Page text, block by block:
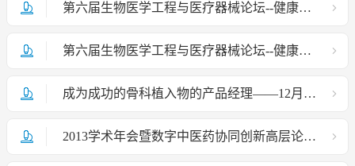
第六届生物医学工程与医疗器械论坛--健康物联网技术及其产业会讯
第六届生物医学工程与医疗器械论坛--健康物联网技术及其产业
成为成功的骨科植入物的产品经理——12月14日-北航国际植介入医疗器械转化研究中心
2013学术年会暨数字中医药协同创新高层论坛通知